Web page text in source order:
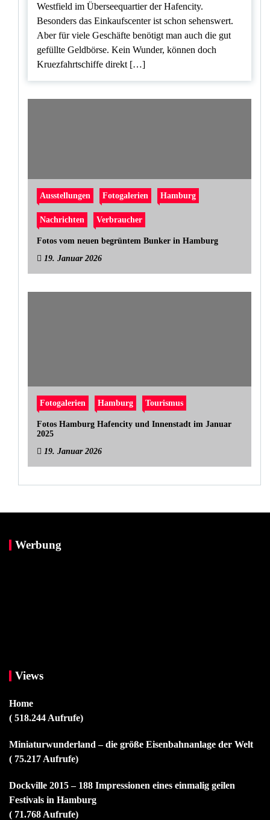
Westfield im Überseequartier der Hafencity.
Besonders das Einkaufscenter ist schon sehenswert.
Aber für viele Geschäfte benötigt man auch die gut
gefüllte Geldbörse. Kein Wunder, können doch
Kruezfahrtschiffe direkt […]
Ausstellungen Fotogalerien Hamburg
Nachrichten Verbraucher
Fotos vom neuen begrüntem Bunker in Hamburg
19. Januar 2026
Fotogalerien Hamburg Tourismus
Fotos Hamburg Hafencity und Innenstadt im Januar
2025
19. Januar 2026
Werbung
Views
Home
( 518.244 Aufrufe)
Miniaturwunderland – die größe Eisenbahnanlage der Welt
( 75.217 Aufrufe)
Dockville 2015 – 188 Impressionen eines einmalig geilen
Festivals in Hamburg
( 71.768 Aufrufe)